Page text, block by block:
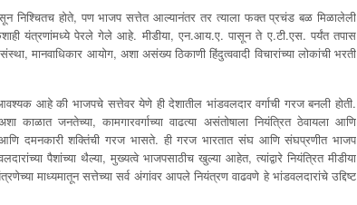
निश्चितच होते, पण भाजप सत्तेत आल्यानंतर तर त्याला फक्त प्रचंड बळ मिळालेली
यंत्रणांमध्ये पेरले गेले आहे. मीडीया, एन.आय.ए. पासून ते ए.टी.एस. पर्यंत तपास
मानवाधिकार आयोग, अशा असंख्य ठिकाणी हिंदुत्ववादी विचारांच्या लोकांची भरती
आहे की भाजपचे सत्तेवर येणे ही देशातील भांडवलदार वर्गाची गरज बनली होती.
जनतेच्या, कामगारवर्गाच्या वाढत्या असंतोषाला नियंत्रित ठेवायला आणि
आणि दमनकारी शक्तिंची गरज भासते. ही गरज भारतात संघ आणि संघप्रणीत भाजप
पैशांच्या थैल्या, मुख्यत्वे भाजपसाठीच खुल्या आहेत, त्यांद्वारे नियंत्रित मीडीया
माध्यमातून सत्तेच्या सर्व अंगांवर आपले नियंत्रण वाढवणे हे भांडवलदारांचे उद्दिष्ट